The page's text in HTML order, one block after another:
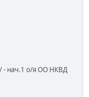
- нач.1 о/я ОО НКВД